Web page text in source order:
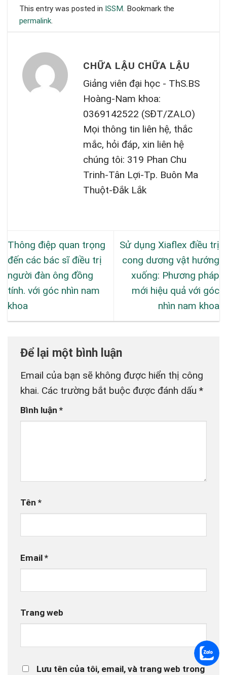
This entry was posted in ISSM. Bookmark the
permalink.
CHỮA LẬU CHỮA LẬU
Giảng viên đại học - ThS.BS
Hoàng-Nam khoa:
0369142522 (SĐT/ZALO)
Mọi thông tin liên hệ, thắc
mắc, hỏi đáp, xin liên hệ
chúng tôi: 319 Phan Chu
Trinh-Tân Lợi-Tp. Buôn Ma
Thuột-Đắk Lắk
Thông điệp quan trọng
đến các bác sĩ điều trị
người đàn ông đồng
tính. với góc nhìn nam
khoa
Sử dụng Xiaflex điều trị
cong dương vật hướng
xuống: Phương pháp
mới hiệu quả với góc
nhìn nam khoa
Để lại một bình luận
Email của bạn sẽ không được hiển thị công
khai. Các trường bắt buộc được đánh dấu *
Bình luận *
Tên *
Email *
Trang web
Lưu tên của tôi, email, và trang web trong